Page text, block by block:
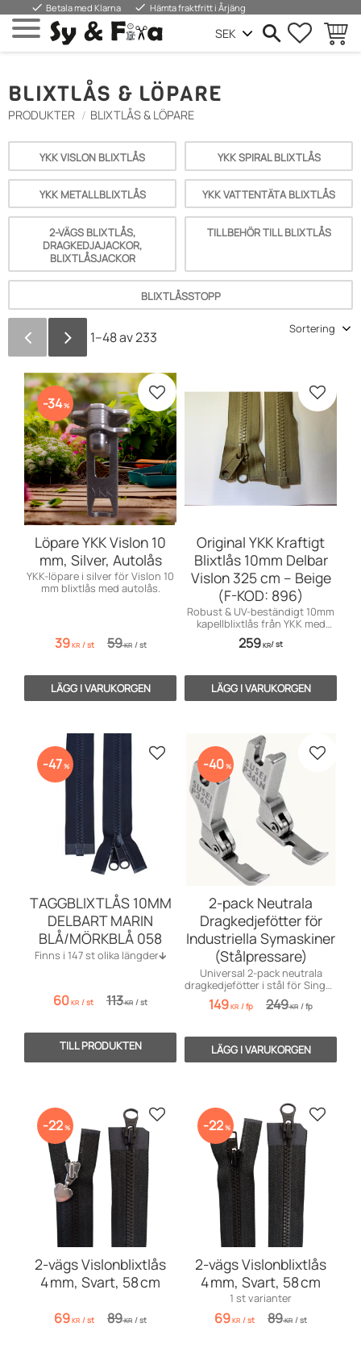
Meny
done Betala med Klarna done Hämta fraktfritt i Årjäng
BLIXTLÅS & LÖPARE
PRODUKTER BLIXTLÅS & LÖPARE
YKK VISLON BLIXTLÅS YKK SPIRAL BLIXTLÅS
YKK METALLBLIXTLÅS YKK VATTENTÄTA BLIXTLÅS
2-VÄGS BLIXTLÅS,
DRAGKEDJAJACKOR,
BLIXTLÅSJACKOR
TILLBEHÖR TILL BLIXTLÅS
BLIXTLÅSSTOPP
1–48av233
Löpare YKK Vislon 10
mm, Silver, Autolås
YKK-löpare i silver för Vislon 10
mm blixtlås med autolås.
39KR /st 59KR /st
34% Lägg till i favoriter
Original YKK Kraftigt
Blixtlås 10mm Delbar
Vislon 325 cm – Beige
(F-KOD: 896)
Robust & UV-beständigt 10mm
kapellblixtlås från YKK med
dubbelsidig löpare. Delbart, 325
cm.
259KR/st
Lägg
TAGGBLIXTLÅS 10MM
DELBART MARIN
BLÅ/MÖRKBLÅ 058
Finns i 147 st olika längder🡳
60KR /st 113KR /st
47% Lägg till i favoriter
2-pack Neutrala
Dragkedjefötter för
Industriella Symaskiner
(Stålpressare)
Universal 2-pack neutrala
dragkedjefötter i stål för Singer,
Brother, Juki
industrisymaskiner. Optimal
149KR /fp 249KR /fp
40% Lägg
2-vägs Vislonblixtlås
4 mm, Svart, 58 cm
69KR /st 89KR /st
22% Lägg till i favoriter
2-vägs Vislonblixtlås
4 mm, Svart, 58 cm
1 st varianter
69KR /st 89KR /st
22% Lägg